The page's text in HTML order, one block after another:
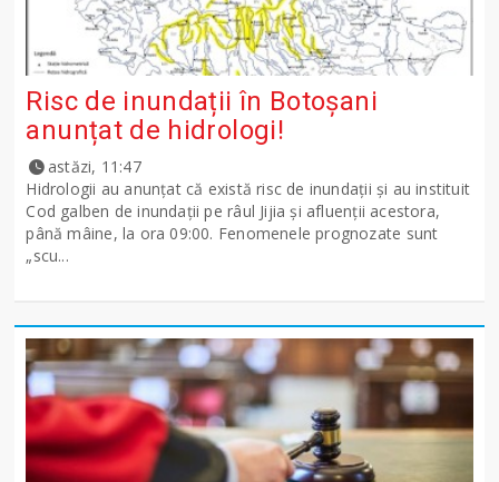
Risc de inundații în Botoșani
anunțat de hidrologi!
astăzi, 11:47
Hidrologii au anunțat că există risc de inundații și au instituit
Cod galben de inundații pe râul Jijia și afluenții acestora,
până mâine, la ora 09:00. Fenomenele prognozate sunt
„scu...